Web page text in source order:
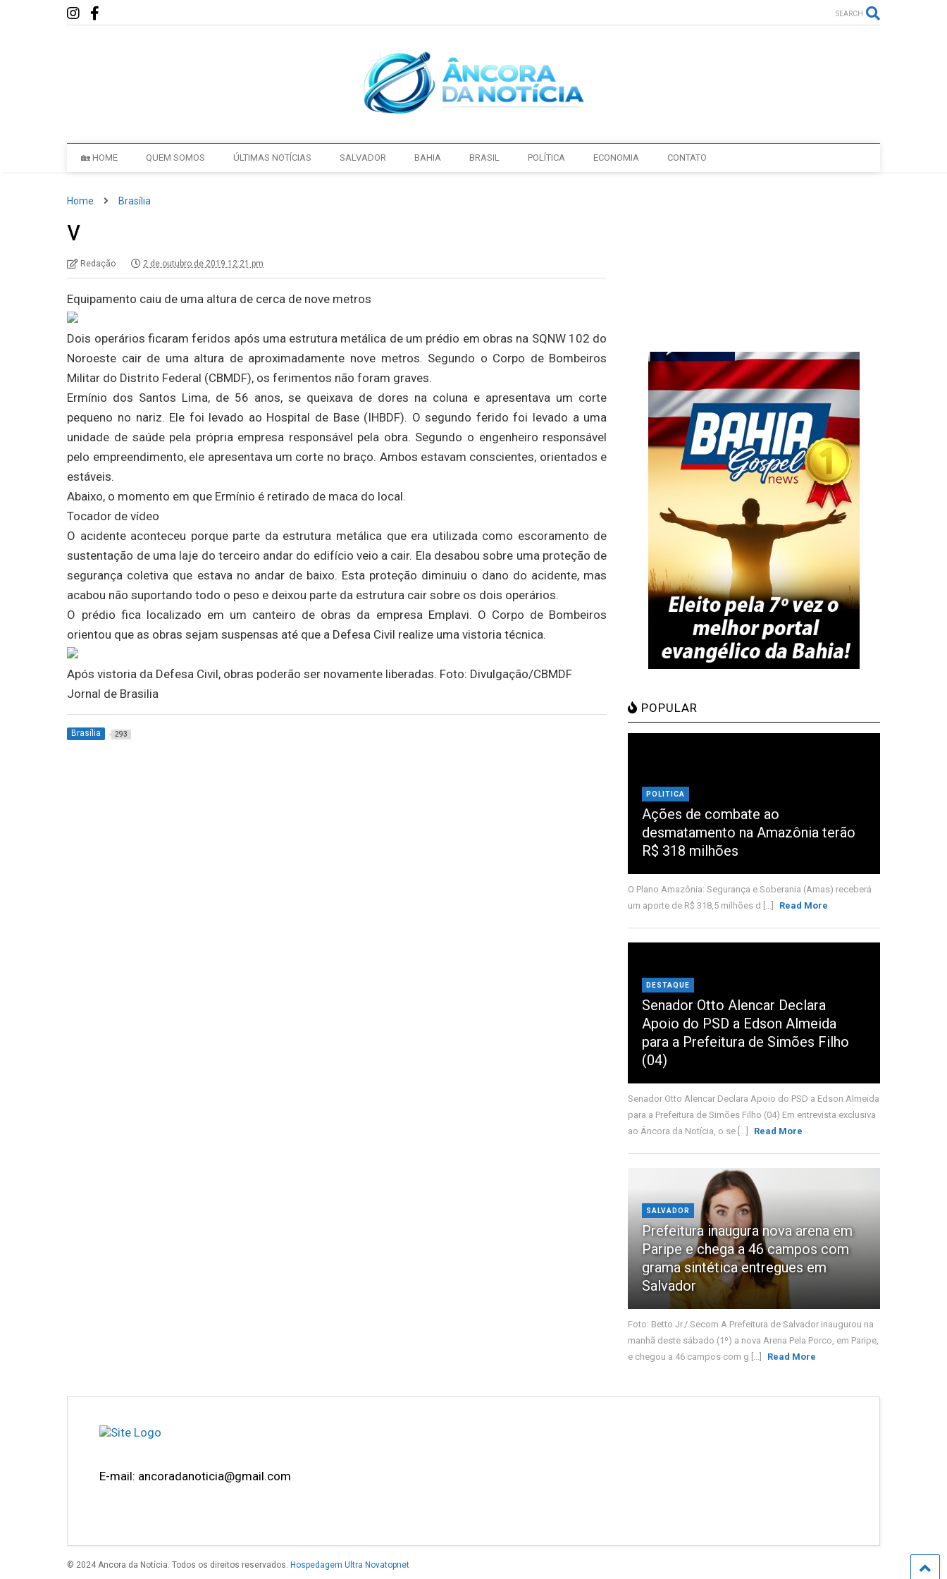
SEARCH
🏡 HOME QUEM SOMOS ÚLTIMAS NOTÍCIAS SALVADOR BAHIA BRASIL POLÍTICA ECONOMIA CONTATO
Home Brasília
v
Redação 2 de outubro de 2019 12:21 pm
Equipamento caiu de uma altura de cerca de nove metros
Dois operários ficaram feridos após uma estrutura metálica de um prédio em obras na SQNW 102 do
Noroeste cair de uma altura de aproximadamente nove metros. Segundo o Corpo de Bombeiros
Militar do Distrito Federal (CBMDF), os ferimentos não foram graves.
Ermínio dos Santos Lima, de 56 anos, se queixava de dores na coluna e apresentava um corte
pequeno no nariz. Ele foi levado ao Hospital de Base (IHBDF). O segundo ferido foi levado a uma
unidade de saúde pela própria empresa responsável pela obra. Segundo o engenheiro responsável
pelo empreendimento, ele apresentava um corte no braço. Ambos estavam conscientes, orientados e
estáveis.
Abaixo, o momento em que Ermínio é retirado de maca do local.
Tocador de vídeo
O acidente aconteceu porque parte da estrutura metálica que era utilizada como escoramento de
sustentação de uma laje do terceiro andar do edifício veio a cair. Ela desabou sobre uma proteção de
segurança coletiva que estava no andar de baixo. Esta proteção diminuiu o dano do acidente, mas
acabou não suportando todo o peso e deixou parte da estrutura cair sobre os dois operários.
O prédio fica localizado em um canteiro de obras da empresa Emplavi. O Corpo de Bombeiros
orientou que as obras sejam suspensas até que a Defesa Civil realize uma vistoria técnica.
Após vistoria da Defesa Civil, obras poderão ser novamente liberadas. Foto: Divulgação/CBMDF
Jornal de Brasilia
Brasília 293
POPULAR
POLITICA
Ações de combate ao
desmatamento na Amazônia terão
R$ 318 milhões
O Plano Amazônia: Segurança e Soberania (Amas) receberá
um aporte de R$ 318,5 milhões d [...]
Read More
DESTAQUE
Senador Otto Alencar Declara
Apoio do PSD a Edson Almeida
para a Prefeitura de Simões Filho
(04)
Senador Otto Alencar Declara Apoio do PSD a Edson Almeida
para a Prefeitura de Simões Filho (04) Em entrevista exclusiva
ao Âncora da Notícia, o se [...]
Read More
SALVADOR
Prefeitura inaugura nova arena em
Paripe e chega a 46 campos com
grama sintética entregues em
Salvador
Foto: Betto Jr./ Secom A Prefeitura de Salvador inaugurou na
manhã deste sábado (1º) a nova Arena Pela Porco, em Paripe,
e chegou a 46 campos com g [...]
Read More
E-mail: ancoradanoticia@gmail.com
© 2024 Ancora da Notícia. Todos os direitos reservados. Hospedagem Ultra Novatopnet